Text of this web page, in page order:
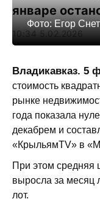
январе
10:34 5.02.2026
Фото: Егор
Владикавказ. 5
стоимость
рынке
года показала
декабрем и
«КрыльямTV» в
При этом средняя
выросла за месяц
лот.